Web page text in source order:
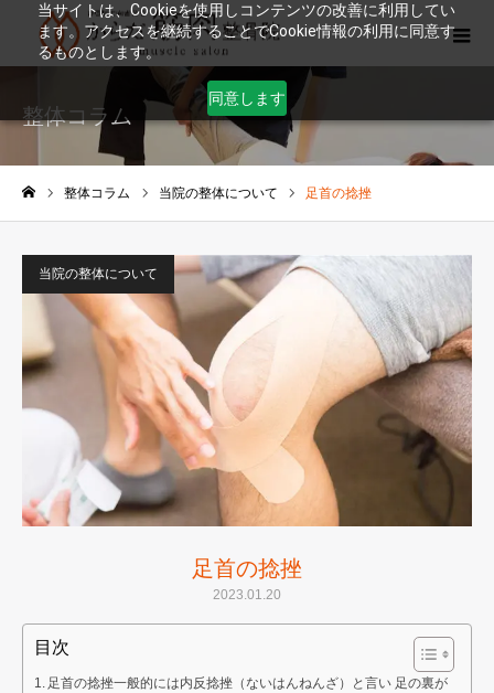
当サイトは、Cookieを使用しコンテンツの改善に利用してい
ます。アクセスを継続することでCookie情報の利用に同意す
るものとします。
同意します
整体コラム
整体コラム 当院の整体について 足首の捻挫
当院の整体について
足首の捻挫
2023.01.20
目次
足首の捻挫一般的には内反捻挫（ないはんねんざ）と言い 足の裏が